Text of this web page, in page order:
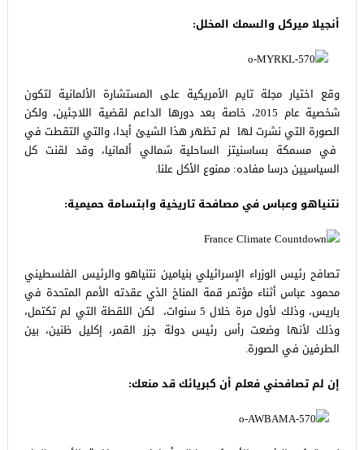
أنجيلا ميركل والسمك المخلل:
وقع اختيار مجلة تايم الأمريكية على المستشارة الألمانية لتكون
شخصية عام 2015، خاصة بعد دورها الداعم لقضية اللاجئين، ولكن
الصورة التي نشرت لها لم تظهر هذا الشيئ أبدا، والتي التقطت في
في مسمكة بساسنيتز الساحلية شمالي ألمانيا، وقد لقنت كل
السياسيين درسا مفاده: ممنوع الأكل علنا.
نتنياهو وعباس في مصافحة تاريخية وابتسامة حميمية:
تصافح رئيس الوزراء الإسرائيلي بنيامين نتنياهو والرئيس الفلسطيني
محمود عباس أثناء مؤتمر قمة المناخ الذي عقدته الأمم المتحدة في
باريس، وذلك لأول مرة خلال 5 سنوات، لكن اللقطة التي لم تكتمل،
وذلك لأنها وضعت رأس رئيس دولة جزر القمر، إكليل ظنين، بين
الطرفين في الصورة.
إن لم تصافحني فعلم أن كبريائك قد منعك: